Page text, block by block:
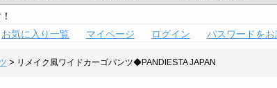
お気に入り一覧
マイページ ログイン パスワードをお
> リメイク風ワイドカーゴパンツ◆PANDIESTA JAPAN